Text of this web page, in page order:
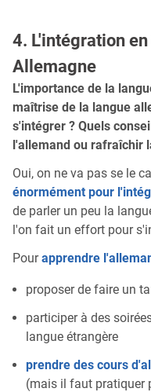
4. L'intégration
Allemagne
L'importance de la
maîtrise de la langue
s'intégrer ? Quels
l'allemand ou rafraîchir
Oui, on ne va pas se le
énormément pour
de parler un peu la
l'on fait un effort pour
Pourapprendre
proposer de faire un
participer à des
langue étrangère
prendre des cours
(mais il faut pratiquer